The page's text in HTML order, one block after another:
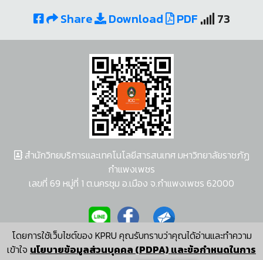
Share Download PDF 73
โดยการใช้เว็บไซต์ของ KPRU คุณรับทราบว่าคุณได้อ่านและทำความ
เข้าใจ นโยบายข้อมูลส่วนบุคคล (PDPA) และข้อกำหนดในการ
สำนักวิทยบริการและเทคโนโลยีสารสนเทศ มหาวิทยาลัยราชภัฏ
กำแพงเพชร
เลขที่ 69 หมู่ที่ 1 ต.นครชุม อ.เมือง จ.กำแพงเพชร 62000
ผู้พัฒนาระบบ อนุชา พวงผกา